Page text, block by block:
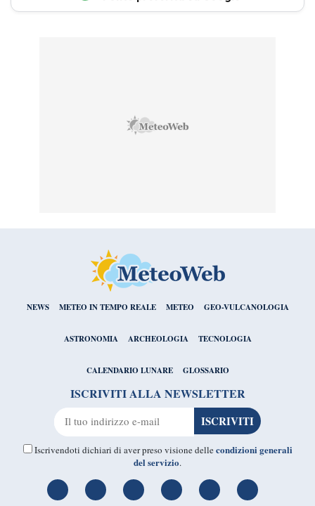
NEWS METEO IN TEMPO REALE METEO GEO-VULCANOLOGIA
ASTRONOMIA ARCHEOLOGIA TECNOLOGIA
CALENDARIO LUNARE GLOSSARIO
ISCRIVITI ALLA NEWSLETTER
Iscrivendoti dichiari di aver preso visione dellecondizioni generali
del servizio.